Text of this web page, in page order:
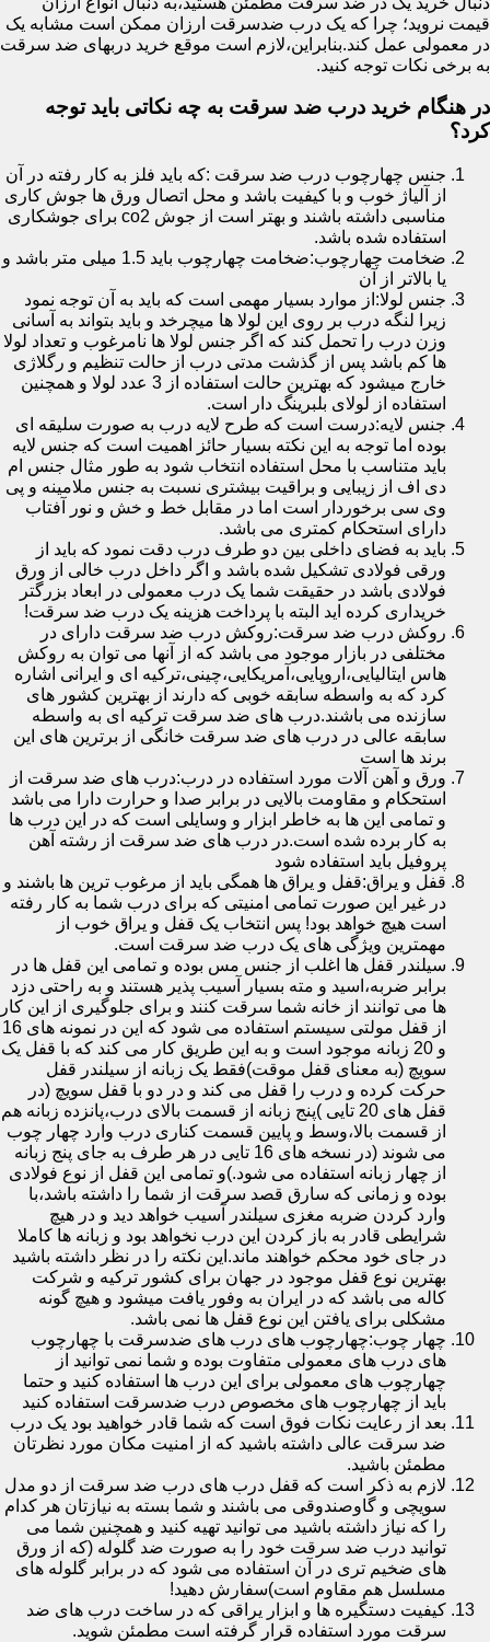
قیمت نروید؛ چرا که یک درب ضدسرقت ارزان ممکن است مشابه یک
در معمولی عمل کند.بنابراین،لازم است موقع خرید دربهای ضد سرقت
به برخی نکات توجه کنید.
در هنگام خرید درب ضد سرقت به چه نکاتی باید توجه
کرد؟
جنس چهارچوب درب ضد سرقت :که باید فلز به کار رفته در آن
از آلیاژ خوب و با کیفیت باشد و محل اتصال ورق ها جوش کاری
مناسبی داشته باشند و بهتر است از جوش co2 برای جوشکاری
استفاده شده باشد.
ضخامت چهارچوب:ضخامت چهارچوب باید 1.5 میلی متر باشد و
یا بالاتر از آن
جنس لولا:از موارد بسیار مهمی است که باید به آن توجه نمود
زیرا لنگه درب بر روی این لولا ها میچرخد و باید بتواند به آسانی
وزن درب را تحمل کند که اگر جنس لولا ها نامرغوب و تعداد لولا
ها کم باشد پس از گذشت مدتی درب از حالت تنظیم و رگلاژی
خارج میشود که بهترین حالت استفاده از 3 عدد لولا و همچنین
استفاده از لولای بلبرینگ دار است.
جنس لایه:درست است که طرح لایه درب به صورت سلیقه ای
بوده اما توجه به این نکته بسیار حائز اهمیت است که جنس لایه
باید متناسب با محل استفاده انتخاب شود به طور مثال جنس ام
دی اف از زیبایی و براقیت بیشتری نسبت به جنس ملامینه و پی
وی سی برخوردار است اما در مقابل خط و خش و نور آفتاب
دارای استحکام کمتری می باشد.
باید به فضای داخلی بین دو طرف درب دقت نمود که باید از
ورقی فولادی تشکیل شده باشد و اگر داخل درب خالی از ورق
فولادی باشد در حقیقت شما یک درب معمولی در ابعاد بزرگتر
خریداری کرده اید البته با پرداخت هزینه یک درب ضد سرقت!
روکش درب ضد سرقت:روکش درب ضد سرقت دارای در
مختلفی در بازار موجود می باشد که از آنها می توان به روکش
هاس ایتالیایی،اروپایی،آمریکایی،چینی،ترکیه ای و ایرانی اشاره
کرد که به واسطه سابقه خوبی که دارند از بهترین کشور های
سازنده می باشند.درب های ضد سرقت ترکیه ای به واسطه
سابقه عالی در درب های ضد سرقت خانگی از برترین های این
برند ها است
ورق و آهن آلات مورد استفاده در درب:درب های ضد سرقت از
استحکام و مقاومت بالایی در برابر صدا و حرارت دارا می باشد
و تمامی این ها به خاطر ابزار و وسایلی است که در این درب ها
به کار برده شده است.در درب های ضد سرقت از رشته آهن
پروفیل باید استفاده شود
قفل و یراق:قفل و یراق ها همگی باید از مرغوب ترین ها باشند و
در غیر این صورت تمامی امنیتی که برای درب شما به کار رفته
است هیچ خواهد بود! پس انتخاب یک قفل و یراق خوب از
مهمترین ویژگی های یک درب ضد سرقت است.
سیلندر قفل ها اغلب از جنس مس بوده و تمامی این قفل ها در
برابر ضربه،اسید و مته بسیار آسیب پذیر هستند و به راحتی دزد
ها می توانند از خانه شما سرقت کنند و برای جلوگیری از این کار
از قفل مولتی سیستم استفاده می شود که این در نمونه های 16
و 20 زبانه موجود است و به این طریق کار می کند که با قفل یک
سویچ (به معنای قفل موقت)فقط یک زبانه از سیلندر قفل
حرکت کرده و درب را قفل می کند و در دو با قفل سویچ (در
قفل های 20 تایی )پنج زبانه از قسمت بالای درب،پانزده زبانه هم
از قسمت بالا،وسط و پایین قسمت کناری درب وارد چهار چوب
می شوند (در نسخه های 16 تایی در هر طرف به جای پنج زبانه
از چهار زبانه استفاده می شود.)و تمامی این قفل از نوع فولادی
بوده و زمانی که سارق قصد سرقت از شما را داشته باشد،با
وارد کردن ضربه مغزی سیلندر آسیب خواهد دید و در هیچ
شرایطی قادر به باز کردن این درب نخواهد بود و زبانه ها کاملا
در جای خود محکم خواهند ماند.این نکته را در نظر داشته باشید
بهترین نوع قفل موجود در جهان برای کشور ترکیه و شرکت
کاله می باشد که در ایران به وفور یافت میشود و هیچ گونه
مشکلی برای یافتن این نوع قفل ها نمی باشد.
چهار چوب:چهارچوب های درب های ضدسرقت با چهارچوب
های درب های معمولی متفاوت بوده و شما نمی توانید از
چهارچوب های معمولی برای این درب ها استفاده کنید و حتما
باید از چهارچوب های مخصوص درب ضدسرقت استفاده کنید
بعد از رعایت نکات فوق است که شما قادر خواهید بود یک درب
ضد سرقت عالی داشته باشید که از امنیت مکان مورد نظرتان
مطمئن باشید.
لازم به ذکر است که قفل درب های درب ضد سرقت از دو مدل
سویچی و گاوصندوقی می باشند و شما بسته به نیازتان هر کدام
را که نیاز داشته باشید می توانید تهیه کنید و همچنین شما می
توانید درب ضد سرقت خود را به صورت ضد گلوله (که از ورق
های ضخیم تری در آن استفاده می شود که در برابر گلوله های
مسلسل هم مقاوم است)سفارش دهید!
کیفیت دستگیره ها و ابزار یراقی که در ساخت درب های ضد
سرقت مورد استفاده قرار گرفته است مطمئن شوید.